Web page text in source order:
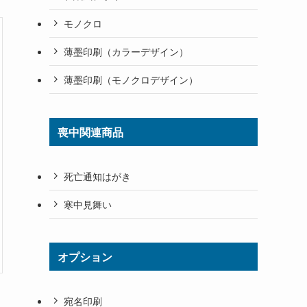
モノクロ
薄墨印刷（カラーデザイン）
薄墨印刷（モノクロデザイン）
喪中関連商品
死亡通知はがき
寒中見舞い
オプション
宛名印刷